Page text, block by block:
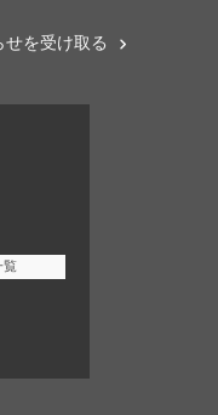
を受け取る
覧